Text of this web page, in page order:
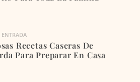
ENTRADA
Recetas Caseras De
Para Preparar En Casa